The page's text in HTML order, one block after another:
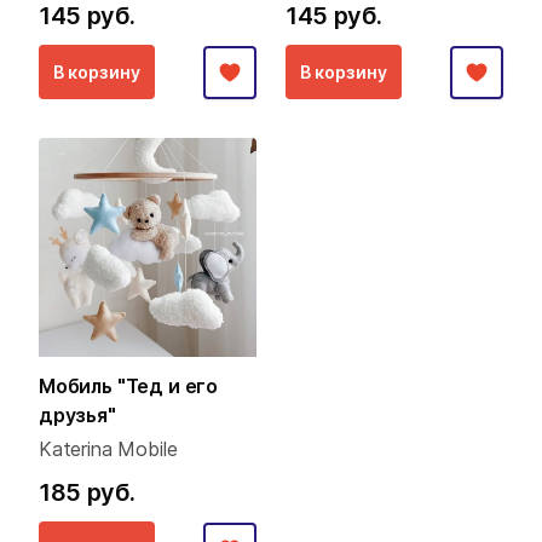
145 руб.
В корзину
145 руб.
В корзину
Мобиль "Тед и его
друзья"
Katerina Mobile
185 руб.